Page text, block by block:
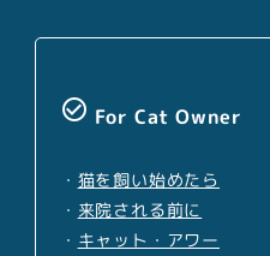
check_circle_outline For Cat Owner
・ 猫を飼い始めたら
・ 来院される前に
・ キャット・アワー